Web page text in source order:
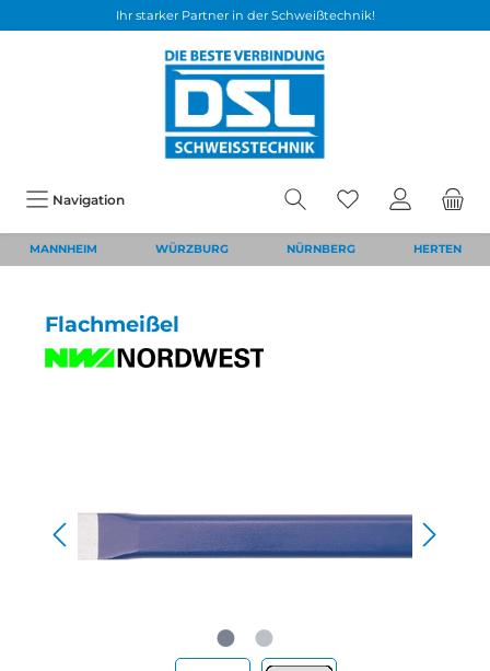
Ihr starker Partner in der Schweißtechnik!
Navigation
MANNHEIM WÜRZBURG NÜRNBERG HERTEN
Flachmeißel